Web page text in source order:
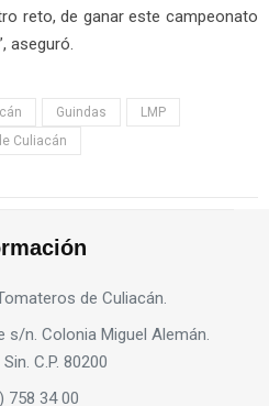
reto, de ganar este campeonato
aseguró.
Guindas
LMP
Culiacán
de Culiacán.
s/n. Colonia Miguel Alemán.
C.P. 80200
758 34 00